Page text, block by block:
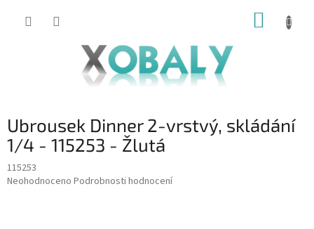
KOŠÍK
Ubrousek Dinner 2-vrstvý, skládání
1/4 - 115253 - Žlutá
115253
Průměrné
Neohodnoceno Podrobnosti hodnocení